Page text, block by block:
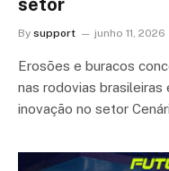
setor
By support junho 11, 2026
Erosões e buracos
nas rodovias
inovação no setor